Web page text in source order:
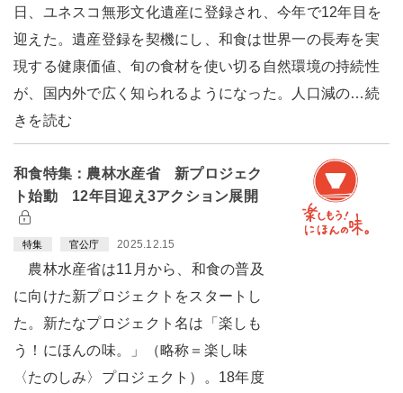
日、ユネスコ無形文化遺産に登録され、今年で12年目を
迎えた。遺産登録を契機にし、和食は世界一の長寿を実
現する健康価値、旬の食材を使い切る自然環境の持続性
が、国内外で広く知られるようになった。人口減の…続
きを読む
和食特集：農林水産省 新プロジェク
ト始動 12年目迎え3アクション展開
特集 官公庁 2025.12.15
農林水産省は11月から、和食の普及
に向けた新プロジェクトをスタートし
た。新たなプロジェクト名は「楽しも
う！にほんの味。」（略称＝楽し味
〈たのしみ〉プロジェクト）。18年度